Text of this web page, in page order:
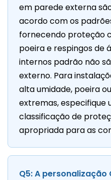
em parede externa
acordo com os
fornecendo proteção
poeira e respingos de
internos padrão não
externo. Para
alta umidade, poeira
extremas, especifique
classificação de
apropriada para as
Q5: A personalização